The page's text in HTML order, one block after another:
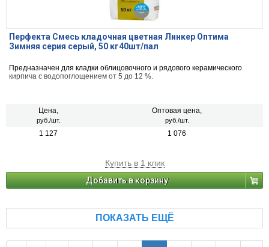
Перфекта Смесь кладочная цветная Линкер Оптима
Зимняя серия серый, 50 кг40шт/пал
Предназначен для кладки облицовочного и рядового керамического
кирпича с водопоглощением от 5 до 12 %.
Цена,
руб./шт.
Оптовая цена,
руб./шт.
1 127 1 076
Купить в 1 клик
Добавить в корзину
ПОКАЗАТЬ ЕЩЁ